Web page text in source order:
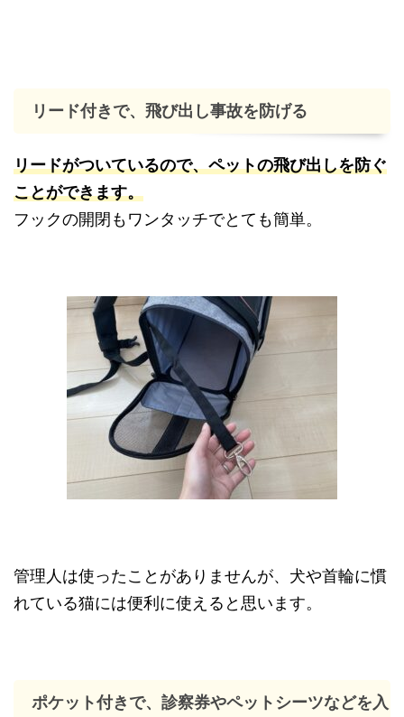
リード付きで、飛び出し事故を防げる
リードがついているので、ペットの飛び出しを防ぐ
ことができます。
フックの開閉もワンタッチでとても簡単。
管理人は使ったことがありませんが、犬や首輪に慣
れている猫には便利に使えると思います。
ポケット付きで、診察券やペットシーツなどを入